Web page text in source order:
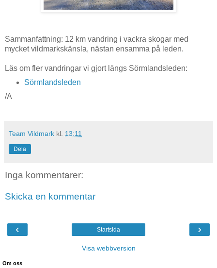
Sammanfattning: 12 km vandring i vackra skogar med
mycket vildmarkskänsla, nästan ensamma på leden.
Läs om fler vandringar vi gjort längs Sörmlandsleden:
Sörmlandsleden
/A
Team Vildmark kl. 13:11
Dela
Inga kommentarer:
Skicka en kommentar
‹ ›
Startsida
Visa webbversion
Om oss